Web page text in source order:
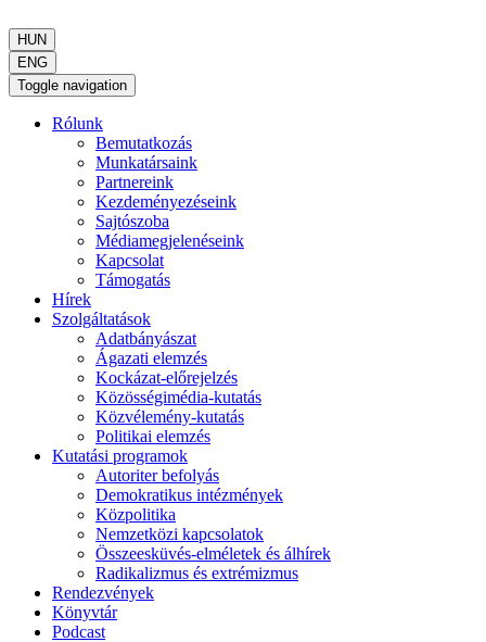
HUN
ENG
Toggle navigation
Rólunk
Bemutatkozás
Munkatársaink
Partnereink
Kezdeményezéseink
Sajtószoba
Médiamegjelenéseink
Kapcsolat
Támogatás
Hírek
Szolgáltatások
Adatbányászat
Ágazati elemzés
Kockázat-előrejelzés
Közösségimédia-kutatás
Közvélemény-kutatás
Politikai elemzés
Kutatási programok
Autoriter befolyás
Demokratikus intézmények
Közpolitika
Nemzetközi kapcsolatok
Összeesküvés-elméletek és álhírek
Radikalizmus és extrémizmus
Rendezvények
Könyvtár
Podcast